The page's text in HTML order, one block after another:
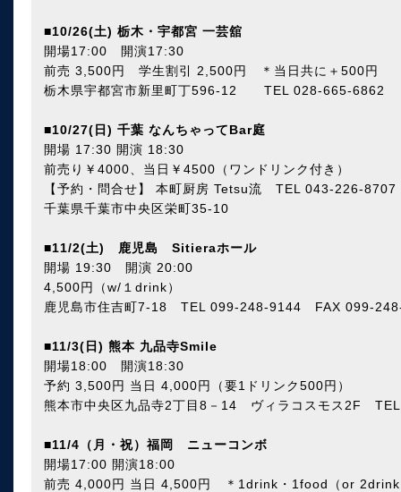
■10/26(土) 栃木・宇都宮 一芸舘
開場17:00 開演17:30
前売 3,500円 学生割引 2,500円 ＊当日共に＋500円
栃木県宇都宮市新里町丁596-12 TEL 028-665-6862
■10/27(日) 千葉 なんちゃってBar庭
開場 17:30 開演 18:30
前売り￥4000、当日￥4500（ワンドリンク付き）
【予約・問合せ】 本町厨房 Tetsu流 TEL 043-226-
千葉県千葉市中央区栄町35-10
■11/2(土) 鹿児島 Sitieraホール
開場 19:30 開演 20:00
4,500円（w/１drink）
鹿児島市住吉町7-18 TEL 099-248-9144 FAX 099-
■11/3(日) 熊本 九品寺Smile
開場18:00 開演18:30
予約 3,500円 当日 4,000円（要1ドリンク500円）
熊本市中央区九品寺2丁目8－14 ヴィラコスモス2F
■11/4（月・祝）福岡 ニューコンボ
開場17:00 開演18:00
前売 4,000円 当日 4,500円 ＊1drink・1food（or